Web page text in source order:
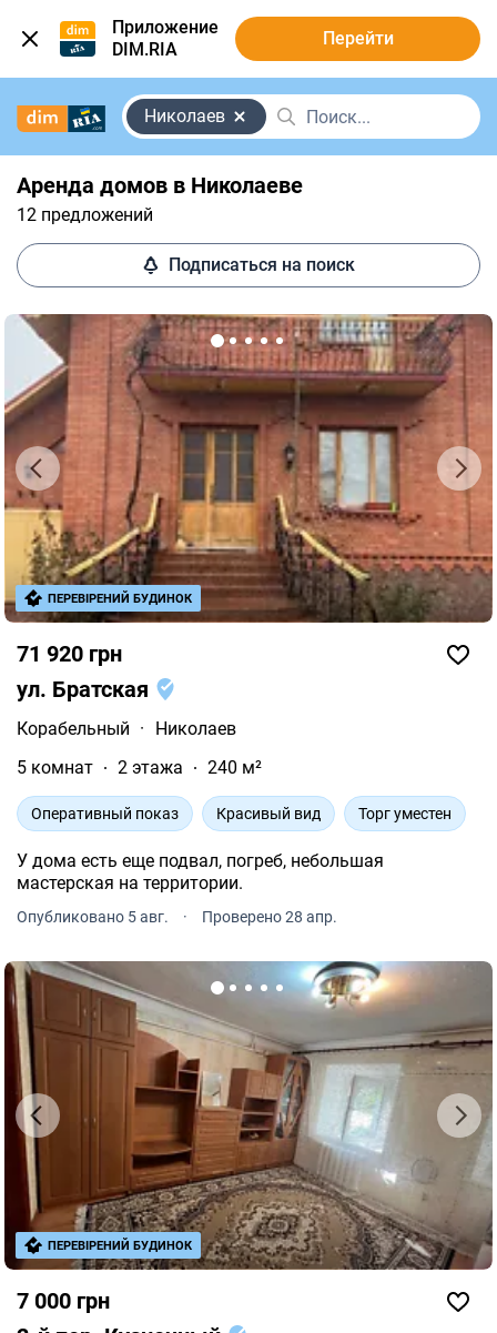
Приложение
DIM.RIA
Перейти
Николаев
Аренда домов в Николаеве
12 предложений
Подписаться на поиск
71 920 грн
ул. Братская
Корабельный ·
Николаев
5 комнат
2 этажа 240 м²
Оперативный показ Красивый вид Торг уместен
У дома есть еще подвал, погреб, небольшая
мастерская на территории.
Опубликовано 5 авг. · Проверено 28 апр.
ПЕРЕВІРЕНИЙ БУДИНОК
7 000 грн
ПЕРЕВІРЕНИЙ БУДИНОК